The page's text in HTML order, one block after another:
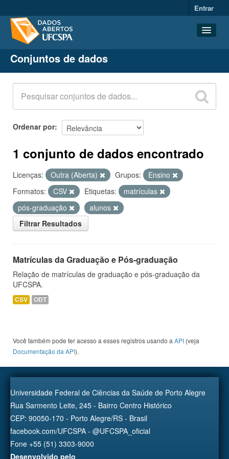
Entrar
Conjuntos de dados
Organizações
Grupos
Sobre
Conjuntos de dados
Ordenar por
1 conjunto de dados encontrado
Licenças: Outra (Aberta) Grupos:
Ensino
Formatos:
CSV Etiquetas:
matrículas
pós-graduação
alunos
Filtrar Resultados
Matrículas da Graduação e Pós-graduação
Relação de matrículas de graduação e pós-graduação da
UFCSPA.
CSV ODT
Você também pode ter acesso a esses registros usando a API (veja
Documentação da API).
Universidade Federal de Ciências da Saúde de Porto Alegre
Rua Sarmento Leite, 245 - Bairro Centro Histórico
CEP: 90050-170 - Porto Alegre/RS - Brasil
facebook.com/UFCSPA - @UFCSPA_oficial
Fone +55 (51) 3303-9000
Desenvolvido pelo